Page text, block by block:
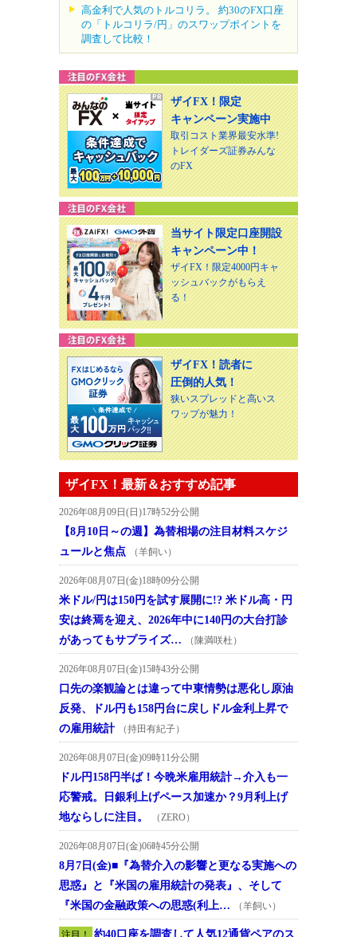
高金利で人気のトルコリラ。 約30のFX口座
の「トルコリラ/円」のスワップポイントを
調査して比較！
ザイFX！限定
キャンペーン実施中
取引コスト業界最安水準!
トレイダーズ証券みんな
のFX
当サイト限定口座開設
キャンペーン中！
ザイFX！限定4000円キャ
ッシュバックがもらえ
る！
ザイFX！読者に
圧倒的人気！
狭いスプレッドと高いス
ワップが魅力！
ザイFX！最新＆おすすめ記事
2026年08月09日(日)17時52分公開
【8月10日～の週】為替相場の注目材料スケジ
ュールと焦点
（羊飼い）
2026年08月07日(金)18時09分公開
米ドル/円は150円を試す展開に!? 米ドル高・円
安は終焉を迎え、2026年中に140円の大台打診
があってもサプライズ…
（陳満咲杜）
2026年08月07日(金)15時43分公開
口先の楽観論とは違って中東情勢は悪化し原油
反発、ドル円も158円台に戻しドル金利上昇で
の雇用統計
（持田有紀子）
2026年08月07日(金)09時11分公開
ドル円158円半ば！今晩米雇用統計→介入も一
応警戒。日銀利上げペース加速か？9月利上げ
地ならしに注目。
（ZERO）
2026年08月07日(金)06時45分公開
8月7日(金)■『為替介入の影響と更なる実施への
思惑』と『米国の雇用統計の発表』、そして
『米国の金融政策への思惑(利上…
（羊飼い）
注目！ 約40口座を調査して人気12通貨ペアのス